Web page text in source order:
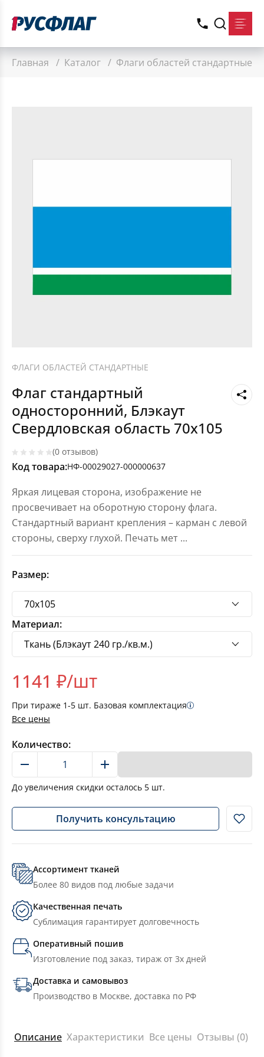
Главная / Каталог / Флаги областей стандартные
ФЛАГИ ОБЛАСТЕЙ СТАНДАРТНЫЕ
Флаг стандартный
односторонний, Блэкаут
Свердловская область 70х105
(0 отзывов)
Код товара:НФ-00029027-000000637
Яркая лицевая сторона, изображение не
просвечивает на оборотную сторону флага.
Стандартный вариант крепления – карман с левой
стороны, сверху глухой. Печать мет ...
Размер:
Материал:
1141 ₽/шт
При тираже 1-5 шт. Базовая комплектация
Все цены
Количество:
До увеличения скидки осталось 5 шт.
Получить консультацию
Ассортимент тканей
Более 80 видов под любые задачи
Качественная печать
Сублимация гарантирует долговечность
Оперативный пошив
Изготовление под заказ, тираж от 3х дней
Доставка и самовывоз
Производство в Москве, доставка по РФ
Описание Характеристики Все цены Отзывы (0)